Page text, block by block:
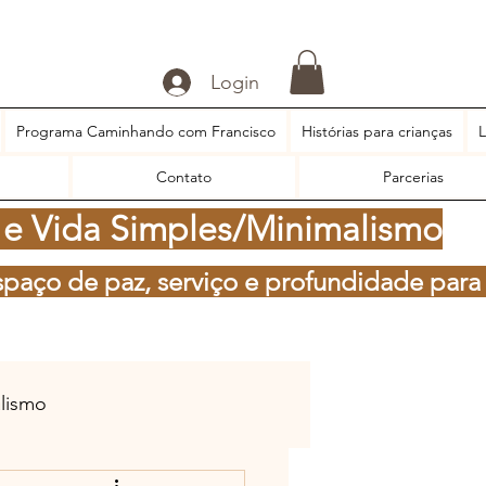
Login
Programa Caminhando com Francisco Histórias para crianças
Contato Parcerias
Vida Simples/Minimalismo
de paz, serviço e profundidade para